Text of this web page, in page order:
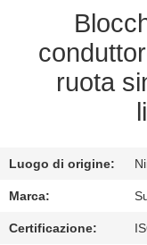
NOTIZIE
CHIEDI
MAPPA
DEL
SITO
ruota
Luogo di origine:
Marca:
Certificazione: